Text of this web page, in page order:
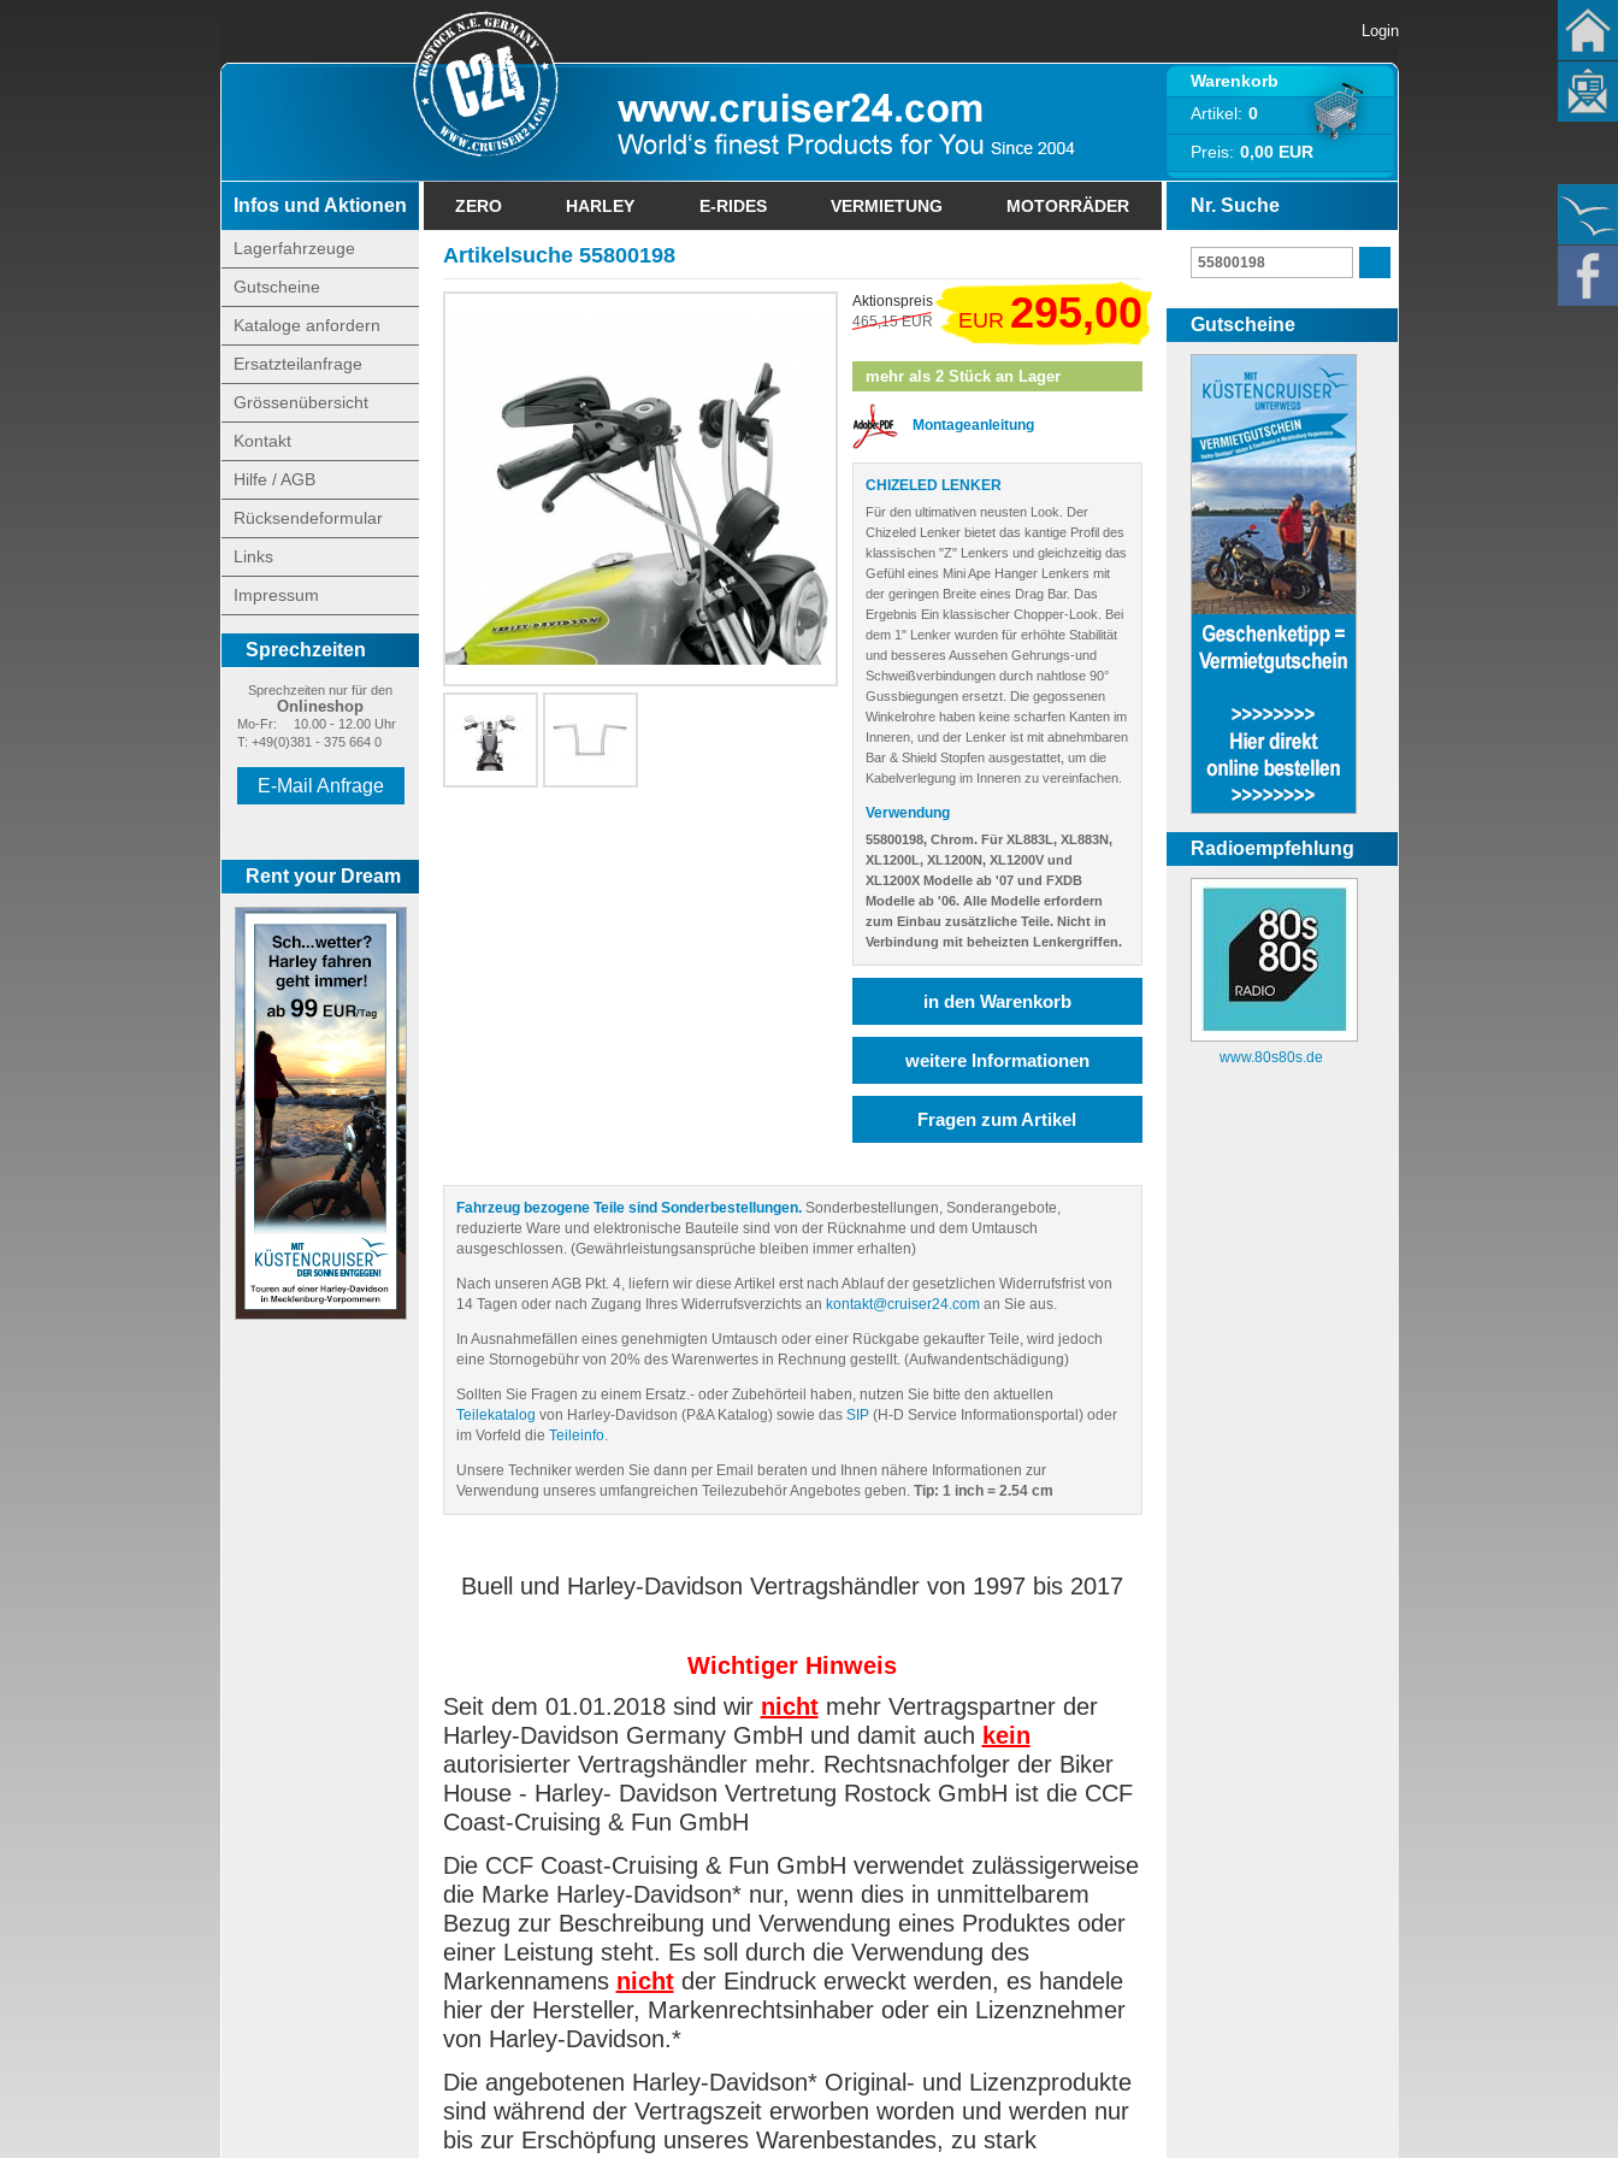
Login
Warenkorb
Artikel: 0
Preis: 0,00 EUR
Infos und Aktionen
Lagerfahrzeuge
Gutscheine
Kataloge anfordern
Ersatzteilanfrage
Grössenübersicht
Kontakt
Hilfe / AGB
Rücksendeformular
Links
Impressum
Sprechzeiten
Sprechzeiten nur für den
Onlineshop
Mo-Fr:
10.00 - 12.00 Uhr
T: +49(0)381 - 375 664 0
E-Mail Anfrage
Rent your Dream
ZERO HARLEY E-RIDES VERMIETUNG MOTORRÄDER
Artikelsuche 55800198
Aktionspreis
465,15 EUR
295,00
EUR
mehr als 2 Stück an Lager
Montageanleitung
CHIZELED LENKER
Für den ultimativen neusten Look. Der
Chizeled Lenker bietet das kantige Profil des
klassischen "Z" Lenkers und gleichzeitig das
Gefühl eines Mini Ape Hanger Lenkers mit
der geringen Breite eines Drag Bar. Das
Ergebnis Ein klassischer Chopper-Look. Bei
dem 1" Lenker wurden für erhöhte Stabilität
und besseres Aussehen Gehrungs-und
Schweißverbindungen durch nahtlose 90°
Gussbiegungen ersetzt. Die gegossenen
Winkelrohre haben keine scharfen Kanten im
Inneren, und der Lenker ist mit abnehmbaren
Bar & Shield Stopfen ausgestattet, um die
Kabelverlegung im Inneren zu vereinfachen.
Verwendung
55800198, Chrom. Für XL883L, XL883N,
XL1200L, XL1200N, XL1200V und
XL1200X Modelle ab '07 und FXDB
Modelle ab '06. Alle Modelle erfordern
zum Einbau zusätzliche Teile. Nicht in
Verbindung mit beheizten Lenkergriffen.
in den Warenkorb
weitere Informationen
Fragen zum Artikel
Fahrzeug bezogene Teile sind Sonderbestellungen.Sonderbestellungen, Sonderangebote,
reduzierte Ware und elektronische Bauteile sind von der Rücknahme und dem Umtausch
ausgeschlossen. (Gewährleistungsansprüche bleiben immer erhalten)
Nach unseren AGB Pkt. 4, liefern wir diese Artikel erst nach Ablauf der gesetzlichen Widerrufsfrist von
14 Tagen oder nach Zugang Ihres Widerrufsverzichts an kontakt@cruiser24.coman Sie aus.
In Ausnahmefällen eines genehmigten Umtausch oder einer Rückgabe gekaufter Teile, wird jedoch
eine Stornogebühr von 20% des Warenwertes in Rechnung gestellt. (Aufwandentschädigung)
Sollten Sie Fragen zu einem Ersatz.- oder Zubehörteil haben, nutzen Sie bitte den aktuellen
Teilekatalog von Harley-Davidson (P&A Katalog) sowie das SIP(H-D Service Informationsportal) oder
im Vorfeld die Teileinfo.
Unsere Techniker werden Sie dann per Email beraten und Ihnen nähere Informationen zur
Verwendung unseres umfangreichen Teilezubehör Angebotes geben. Tip: 1 inch = 2.54 cm
Buell und Harley-Davidson Vertragshändler von 1997 bis 2017
Wichtiger Hinweis
Seit dem 01.01.2018 sind wir nichtmehr Vertragspartner der
Harley-Davidson Germany GmbH und damit auch kein
autorisierter Vertragshändler mehr. Rechtsnachfolger der Biker
House - Harley- Davidson Vertretung Rostock GmbH ist die CCF
Coast-Cruising & Fun GmbH
Die CCF Coast-Cruising & Fun GmbH verwendet zulässigerweise
die Marke Harley-Davidson* nur, wenn dies in unmittelbarem
Bezug zur Beschreibung und Verwendung eines Produktes oder
einer Leistung steht. Es soll durch die Verwendung des
Markennamens nichtder Eindruck erweckt werden, es handele
hier der Hersteller, Markenrechtsinhaber oder ein Lizenznehmer
von Harley-Davidson.*
Die angebotenen Harley-Davidson* Original- und Lizenzprodukte
sind während der Vertragszeit erworben worden und werden nur
bis zur Erschöpfung unseres Warenbestandes, zu stark
Nr. Suche
Gutscheine
Radioempfehlung
www.80s80s.de